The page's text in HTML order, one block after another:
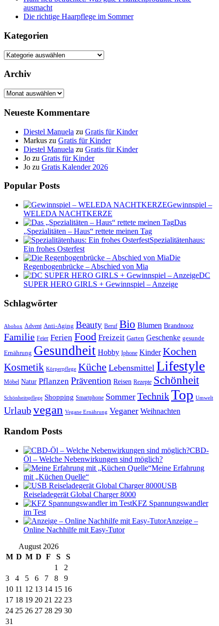
ausmacht
Die richtige Haarpflege im Sommer
Kategorien
Kategorien
Archiv
Archiv
Neueste Kommentare
Diestel Manuela zu Gratis für Kinder
Markus zu Gratis für Kinder
Diestel Manuela zu Gratis für Kinder
Jo zu Gratis für Kinder
Jo zu Gratis Kalender 2026
Popular Posts
Gewinnspiel –
WELEDA NACHTKERZE
Das
„Spezialitäten – Haus“ rettete meinen Tag
Spezialitätenhaus:
Ein frohes Osterfest
Die
Regenbogenbrücke – Abschied von Mia
DC
SUPER HERO GIRLS + Gewinnspiel – Anzeige
Schlagwörter
Abobox Advent Anti-Aging Beauty Beruf Bio Blumen Brandnooz
Familie Feier Ferien Food Freizeit Garten Geschenke gesunde
Ernährung Gesundheit Hobby Iphone Kinder Kochen
Kosmetik Körperpflege Küche Lebensmittel Lifestyle
Möbel Natur Pflanzen Prävention Reisen Rezepte Schönheit
Schönheitspflege Shopping Smartphone Sommer TechnikTop Umwelt
Urlaubvegan Vegane Ernährung Veganer Weihnachten
Random Posts
CBD-
Öl – Welche Nebenwirkungen sind möglich?
Meine Erfahrung
mit „Küchen Quelle“
USB
Reiseladegerät Global Charger 8000
KFZ Spannungswandler
im Test
Anzeige –
Online Nachhilfe mit Easy-Tutor
August 2026
M D M D F S
S
1
2
3
4 5 6 7 8
9
10 11 12 13 14 15 16
17 18 19 20 21 22 23
24 25 26 27 28 29 30
31